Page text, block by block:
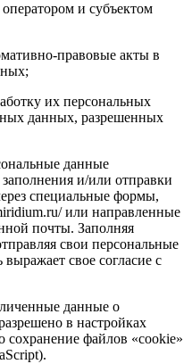
и субъектом
правовые акты в
их персональных
данных, разрешенных
данные
заполнения и/или отправки
специальные формы,
или направленные
почты. Заполняя
свои персональные
свое согласие с
данные о
в настройках
сохранение файлов «cookie»